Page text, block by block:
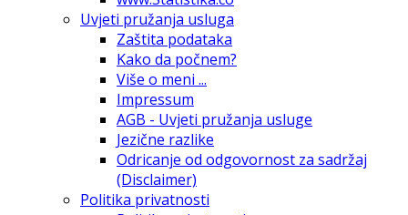
Uvjeti pružanja usluga
Zaštita podataka
Kako da počnem?
Više o meni ...
Impressum
AGB - Uvjeti pružanja usluge
Jezične razlike
Odricanje od odgovornost za sadržaj
(Disclaimer)
Politika privatnosti